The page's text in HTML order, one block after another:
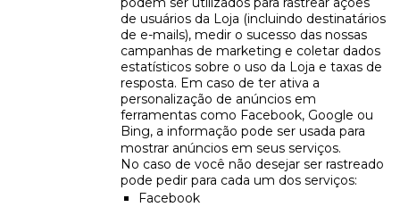
de usuários da Loja (incluindo destinatários
de e-mails), medir o sucesso das nossas
campanhas de marketing e coletar dados
estatísticos sobre o uso da Loja e taxas de
resposta. Em caso de ter ativa a
personalização de anúncios em
ferramentas como Facebook, Google ou
Bing, a informação pode ser usada para
mostrar anúncios em seus serviços.
No caso de você não desejar ser rastreado
pode pedir para cada um dos serviços:
Facebook